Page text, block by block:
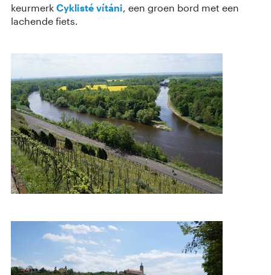
keurmerk Cyklisté vítáni, een groen bord met een
lachende fiets.